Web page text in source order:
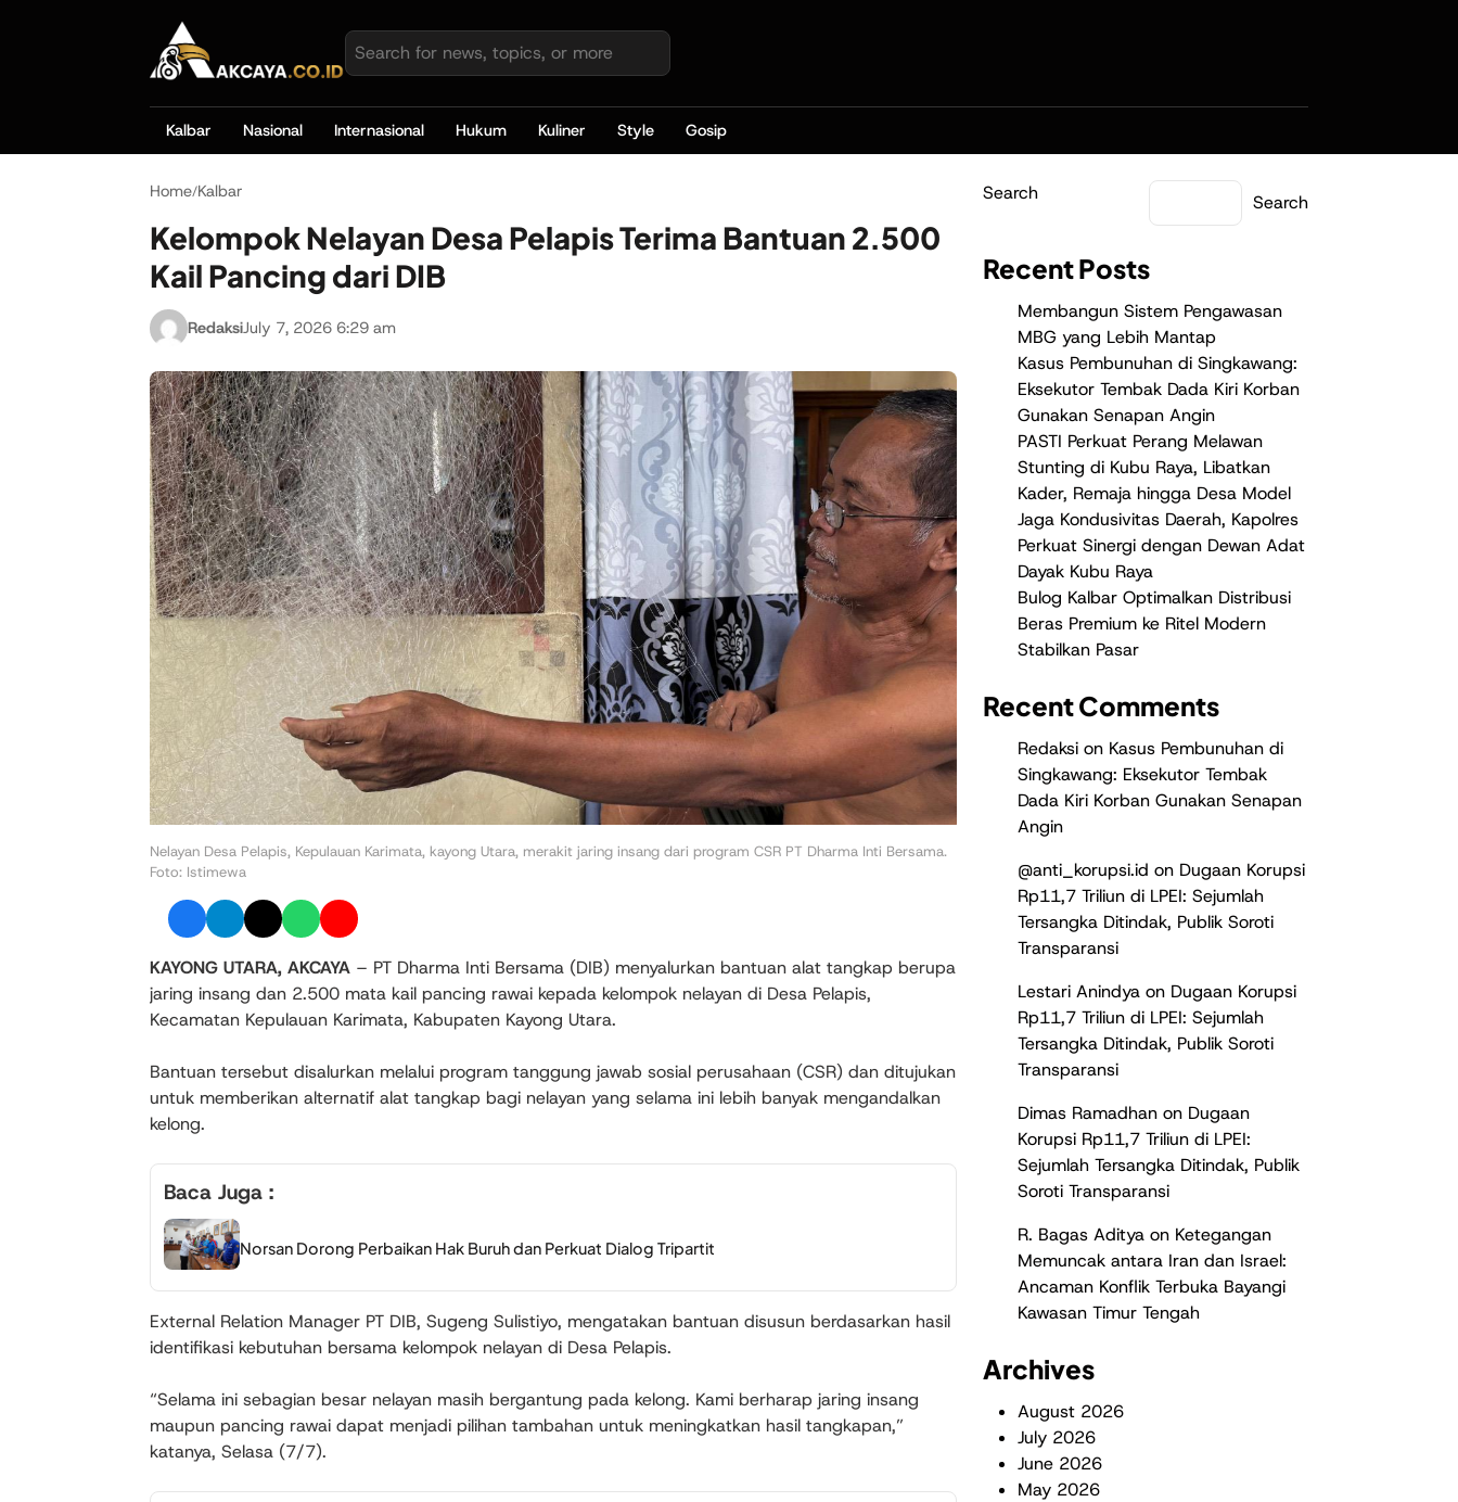
Kalbar Nasional Internasional Hukum Kuliner Style Gosip
Home/Kalbar
Kelompok Nelayan Desa Pelapis Terima Bantuan 2.500
Kail Pancing dari DIB
RedaksiJuly 7, 2026 6:29 am
Nelayan Desa Pelapis, Kepulauan Karimata, kayong Utara, merakit jaring insang dari program CSR PT Dharma Inti Bersama.
Foto: Istimewa
KAYONG UTARA, AKCAYA – PT Dharma Inti Bersama (DIB) menyalurkan bantuan alat tangkap berupa
jaring insang dan 2.500 mata kail pancing rawai kepada kelompok nelayan di Desa Pelapis,
Kecamatan Kepulauan Karimata, Kabupaten Kayong Utara.
Bantuan tersebut disalurkan melalui program tanggung jawab sosial perusahaan (CSR) dan ditujukan
untuk memberikan alternatif alat tangkap bagi nelayan yang selama ini lebih banyak mengandalkan
kelong.
Baca Juga :
Norsan Dorong Perbaikan Hak Buruh dan Perkuat Dialog Tripartit
External Relation Manager PT DIB, Sugeng Sulistiyo, mengatakan bantuan disusun berdasarkan hasil
identifikasi kebutuhan bersama kelompok nelayan di Desa Pelapis.
“Selama ini sebagian besar nelayan masih bergantung pada kelong. Kami berharap jaring insang
maupun pancing rawai dapat menjadi pilihan tambahan untuk meningkatkan hasil tangkapan,”
katanya, Selasa (7/7).
Search Search
Recent Posts
Membangun Sistem Pengawasan
MBG yang Lebih Mantap
Kasus Pembunuhan di Singkawang:
Eksekutor Tembak Dada Kiri Korban
Gunakan Senapan Angin
PASTI Perkuat Perang Melawan
Stunting di Kubu Raya, Libatkan
Kader, Remaja hingga Desa Model
Jaga Kondusivitas Daerah, Kapolres
Perkuat Sinergi dengan Dewan Adat
Dayak Kubu Raya
Bulog Kalbar Optimalkan Distribusi
Beras Premium ke Ritel Modern
Stabilkan Pasar
Recent Comments
Redaksi on Kasus Pembunuhan di
Singkawang: Eksekutor Tembak
Dada Kiri Korban Gunakan Senapan
Angin
@anti_korupsi.id on Dugaan Korupsi
Rp11,7 Triliun di LPEI: Sejumlah
Tersangka Ditindak, Publik Soroti
Transparansi
Lestari Anindya on Dugaan Korupsi
Rp11,7 Triliun di LPEI: Sejumlah
Tersangka Ditindak, Publik Soroti
Transparansi
Dimas Ramadhan on Dugaan
Korupsi Rp11,7 Triliun di LPEI:
Sejumlah Tersangka Ditindak, Publik
Soroti Transparansi
R. Bagas Aditya on Ketegangan
Memuncak antara Iran dan Israel:
Ancaman Konflik Terbuka Bayangi
Kawasan Timur Tengah
Archives
August 2026
July 2026
June 2026
May 2026